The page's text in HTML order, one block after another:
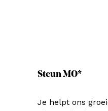
Steun MO*
Je helpt ons